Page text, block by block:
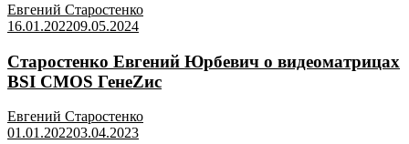
Евгений Старостенко
16.01.202209.05.2024
Старостенко Евгений Юрбевич о видеоматрицах
BSI CMOS ГенеZис
Евгений Старостенко
01.01.202203.04.2023